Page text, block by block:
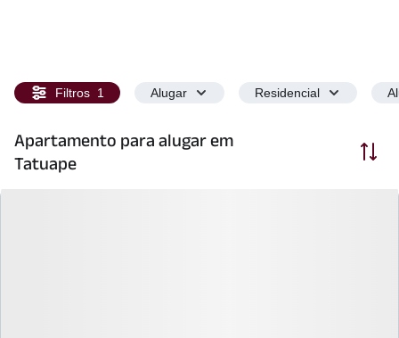
Filtros 1 Alugar Residencial
Apartamento para alugar em
Tatuape
Ordenar